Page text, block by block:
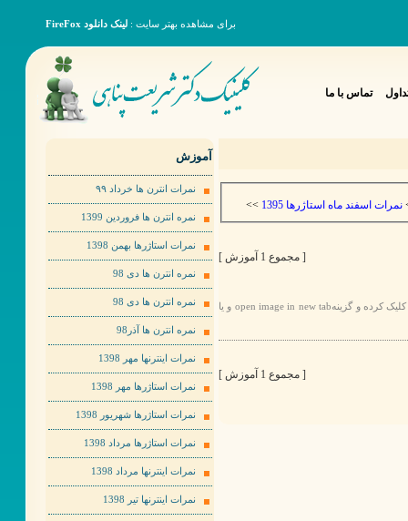
برای مشاهده بهتر سایت : لینک دانلود FireFox
تماس با ما
نمرات اسفند ماه استاژرها 1395 >>
[ مجموع 1 آموزش ]
برای مشاهده عکس ها به صورت بهتر لطفا روی عکس مورد نظر راست کلیک کرده و گزینهopen image in new tab و یا
[ مجموع 1 آموزش ]
آموزش
نمرات انترن ها خرداد ٩٩
نمره انترن ها فروردین 1399
نمرات استاژرها بهمن 1398
نمره انترن ها دی 98
نمره انترن ها دی 98
نمره انترن ها آذر98
نمرات اینترنها مهر 1398
نمرات استاژرها مهر 1398
نمرات استاژرها شهریور 1398
نمرات استاژرها مرداد 1398
نمرات اینترنها مرداد 1398
نمرات اینترنها تیر 1398